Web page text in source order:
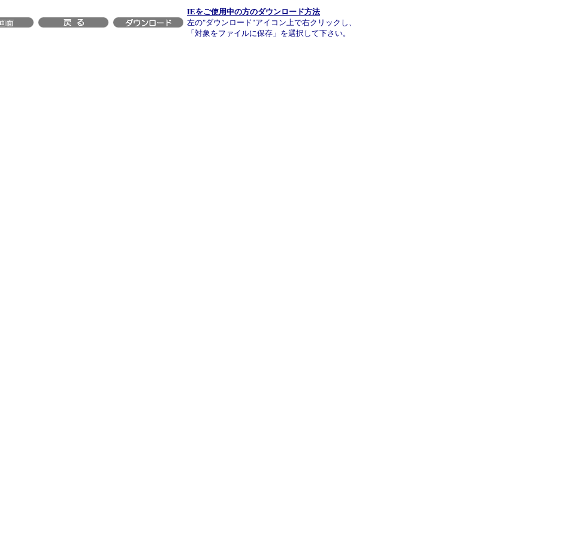
IEをご使用中の方のダウンロード方法
左の"ダウンロード"アイコン上で右クリックし、
「対象をファイルに保存」を選択して下さい。